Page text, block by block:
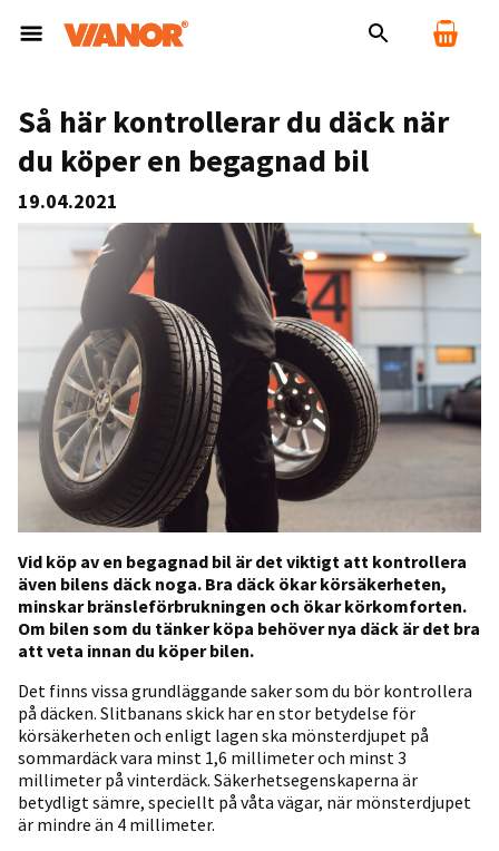
Så här kontrollerar du däck när
du köper en begagnad bil
19.04.2021
Vid köp av en begagnad bil är det viktigt att kontrollera
även bilens däck noga. Bra däck ökar körsäkerheten,
minskar bränsleförbrukningen och ökar körkomforten.
Om bilen som du tänker köpa behöver nya däck är det bra
att veta innan du köper bilen.
Det finns vissa grundläggande saker som du bör kontrollera
på däcken. Slitbanans skick har en stor betydelse för
körsäkerheten och enligt lagen ska mönsterdjupet på
sommardäck vara minst 1,6 millimeter och minst 3
millimeter på vinterdäck. Säkerhetsegenskaperna är
betydligt sämre, speciellt på våta vägar, när mönsterdjupet
är mindre än 4 millimeter.